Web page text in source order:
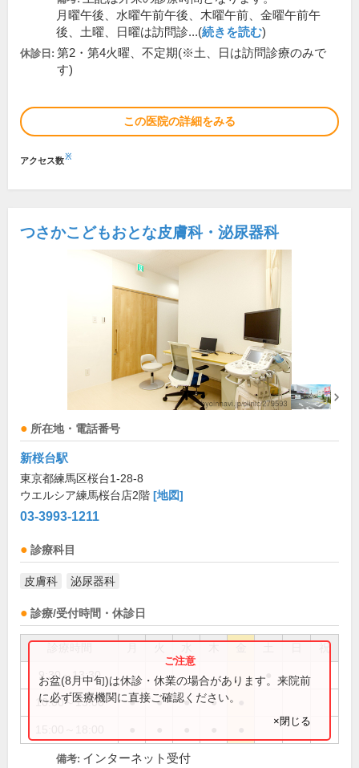
月曜午後、水曜午前午後、木曜午前、金曜午前午
後、土曜、日曜は訪問診...(続きを読む)
休診日: 第2・第4火曜、不定期(※土、日は訪問診療のみで
す)
この医院の詳細をみる
アクセス数※
つさかこどもおとな皮膚科・泌尿器科
所在地・電話番号
新桜台駅
東京都練馬区桜台1-28-8
ウエルシア練馬桜台店2階 [地図]
03-3993-1211
診療科目
皮膚科 泌尿器科
診療/受付時間・休診日
祝
9:30～13:30
10:00～13:00 ● ● ● ●
お盆(8月中旬)は休診・休業の場合があります。来院前
に必ず医療機関に直接ご確認ください。
×閉じる
備考: インターネット受付